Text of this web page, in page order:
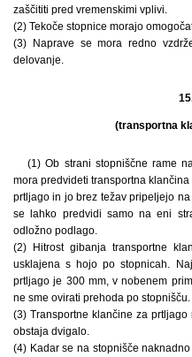
zaščititi pred vremenskimi vplivi.
(2) Tekoče stopnice morajo
(3) Naprave se mora redno
delovanje.
(transportna
(1) Ob strani stopniščne rame
mora predvideti transportna
prtljago in jo brez težav pripeljejo
se lahko predvidi samo na eni
odložno podlago.
(2) Hitrost gibanja transportne
usklajena s hojo po stopnicah.
prtljago je 300 mm, v nobenem
ne sme ovirati prehoda po stopnišču.
(3) Transportne klančine za
obstaja dvigalo.
(4) Kadar se na stopnišče